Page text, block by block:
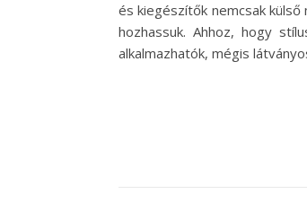
és kiegészítők nemcsak
hozhassuk. Ahhoz, hogy
alkalmazhatók, mégis